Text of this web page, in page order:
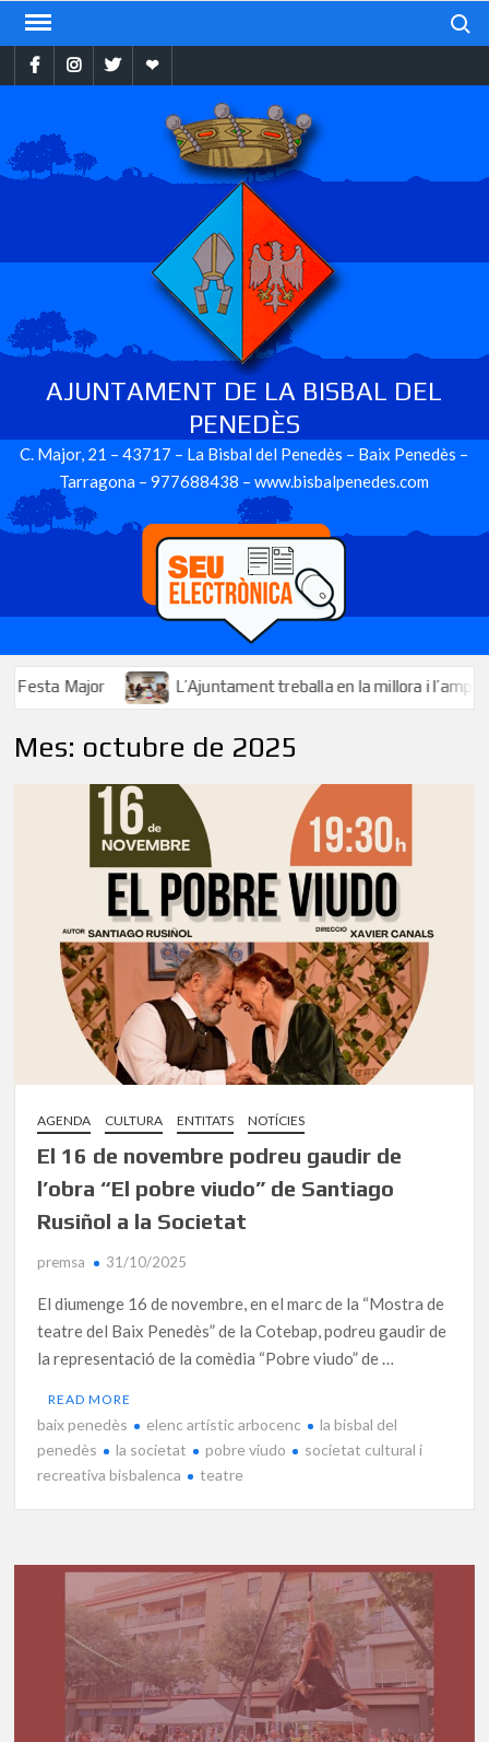
Skip
contentFacebookInstragram
TwitterEbando
AJUNTAMENT DE LA BISBAL DEL
PENEDÈS
C. Major, 21 – 43717 – La Bisbal del Penedès – Baix Penedès –
Tarragona – 977688438 – www.bisbalpenedes.com
L’Ajuntament treballa en la millora i l’ampliació dels serveis
Mes: octubre de 2025
AGENDA CULTURA ENTITATS NOTÍCIES
El 16 de novembre podreu gaudir de
l’obra “El pobre viudo” de Santiago
Rusiñol a la Societat
premsa 31/10/2025
El diumenge 16 de novembre, en el marc de la “Mostra de
teatre del Baix Penedès” de la Cotebap, podreu gaudir de
la representació de la comèdia “Pobre viudo” de …
READ MORE
baix penedès elenc artístic arbocenc
la bisbal del
penedès
la societat pobre viudo
societat cultural i
recreativa bisbalenca
teatre